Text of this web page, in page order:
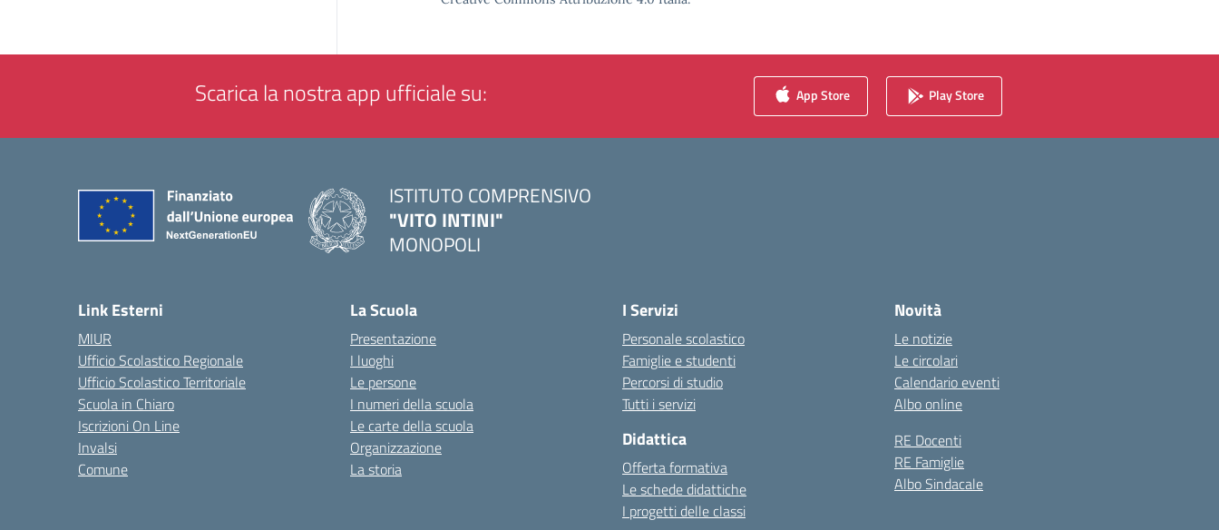
Scarica la nostra app ufficiale su: App Store Play Store
ISTITUTO COMPRENSIVO
"VITO INTINI"
MONOPOLI
Link Esterni
MIUR
Ufficio Scolastico Regionale
Ufficio Scolastico Territoriale
Scuola in Chiaro
Iscrizioni On Line
Invalsi
Comune
La Scuola
Presentazione
I luoghi
Le persone
I numeri della scuola
Le carte della scuola
Organizzazione
La storia
I Servizi
Personale scolastico
Famiglie e studenti
Percorsi di studio
Tutti i servizi
Didattica
Offerta formativa
Le schede didattiche
I progetti delle classi
Novità
Le notizie
Le circolari
Calendario eventi
Albo online
RE Docenti
RE Famiglie
Albo Sindacale